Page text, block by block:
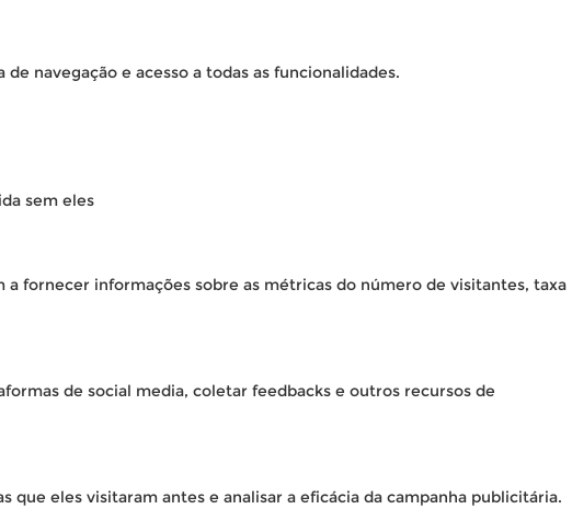
navegação e acesso a todas as funcionalidades.
sem eles
fornecer informações sobre as métricas do número de visitantes, taxa
de social media, coletar feedbacks e outros recursos de
que eles visitaram antes e analisar a eficácia da campanha publicitária.